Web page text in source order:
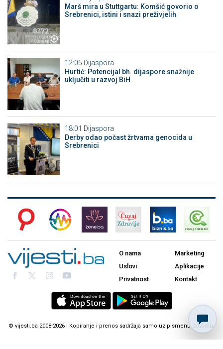
Marš mira u Stuttgartu: Komšić govorio o
Srebrenici, istini i snazi preživjelih
12:05 Dijaspora
Hurtić: Potencijal bh. dijaspore snažnije
uključiti u razvoj BiH
18:01 Dijaspora
Derby odao počast žrtvama genocida u
Srebrenici
O nama
Uslovi
Privatnost
Marketing
Aplikacije
Kontakt
© vijesti.ba 2008-2026 | Kopiranje i prenos sadržaja samo uz pismenu dozvolu.